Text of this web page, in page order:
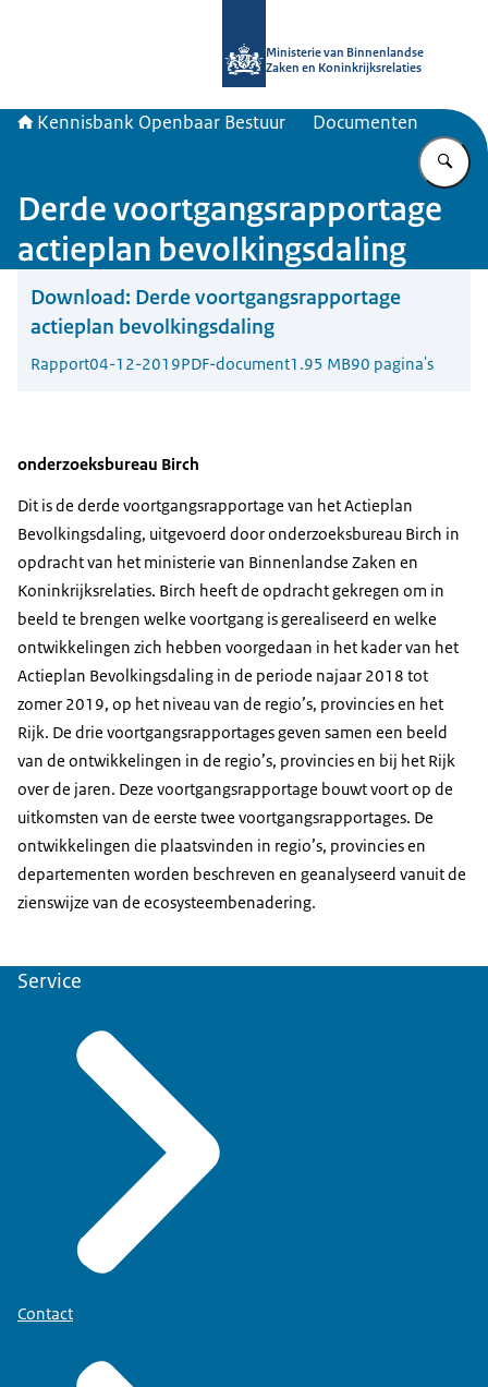
Ministerie van Binnenlandse
Zaken en Koninkrijksrelaties
Kennisbank Openbaar Bestuur Documenten
Derde voortgangsrapportage
actieplan bevolkingsdaling
Download: Derde voortgangsrapportage
actieplan bevolkingsdaling
Rapport04-12-2019PDF-document1.95 MB90 pagina's
onderzoeksbureau Birch
Dit is de derde voortgangsrapportage van het Actieplan
Bevolkingsdaling, uitgevoerd door onderzoeksbureau Birch in
opdracht van het ministerie van Binnenlandse Zaken en
Koninkrijksrelaties. Birch heeft de opdracht gekregen om in
beeld te brengen welke voortgang is gerealiseerd en welke
ontwikkelingen zich hebben voorgedaan in het kader van het
Actieplan Bevolkingsdaling in de periode najaar 2018 tot
zomer 2019, op het niveau van de regio’s, provincies en het
Rijk. De drie voortgangsrapportages geven samen een beeld
van de ontwikkelingen in de regio’s, provincies en bij het Rijk
over de jaren. Deze voortgangsrapportage bouwt voort op de
uitkomsten van de eerste twee voortgangsrapportages. De
ontwikkelingen die plaatsvinden in regio’s, provincies en
departementen worden beschreven en geanalyseerd vanuit de
zienswijze van de ecosysteembenadering.
Service
Contact